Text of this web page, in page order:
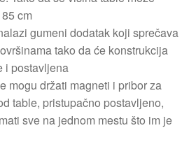
cm
gumeni dodatak koji sprečava
tako da će konstrukcija
i postavljena
mogu držati magneti i pribor za
table, pristupačno postavljeno,
sve na jednom mestu što im je